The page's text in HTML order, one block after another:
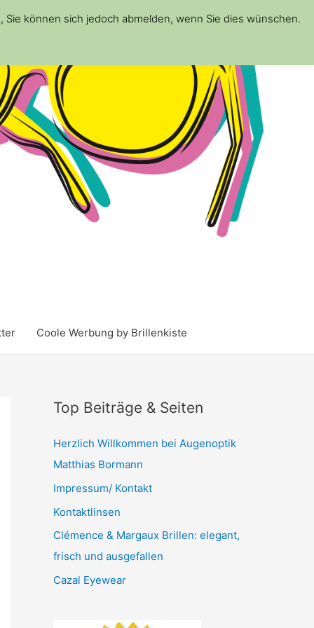
Coole Werbung by Brillenkiste
Top Beiträge & Seiten
Herzlich Willkommen bei Augenoptik
Matthias Bormann
Impressum/ Kontakt
Kontaktlinsen
Clémence & Margaux Brillen: elegant,
frisch und ausgefallen
Cazal Eyewear
können sich jedoch abmelden, wenn Sie dies wünschen.